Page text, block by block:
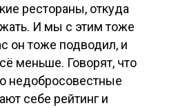
рестораны, откуда
И мы с этим тоже
он тоже подводил, и
меньше. Говорят, что
недобросовестные
себе рейтинг и